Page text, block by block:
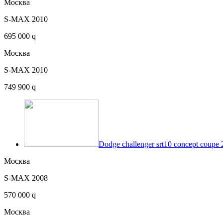
Москва
S-MAX 2010
695 000 q
Москва
S-MAX 2010
749 900 q
Dodge challenger srt10 concept coupe
Москва
S-MAX 2008
570 000 q
Москва